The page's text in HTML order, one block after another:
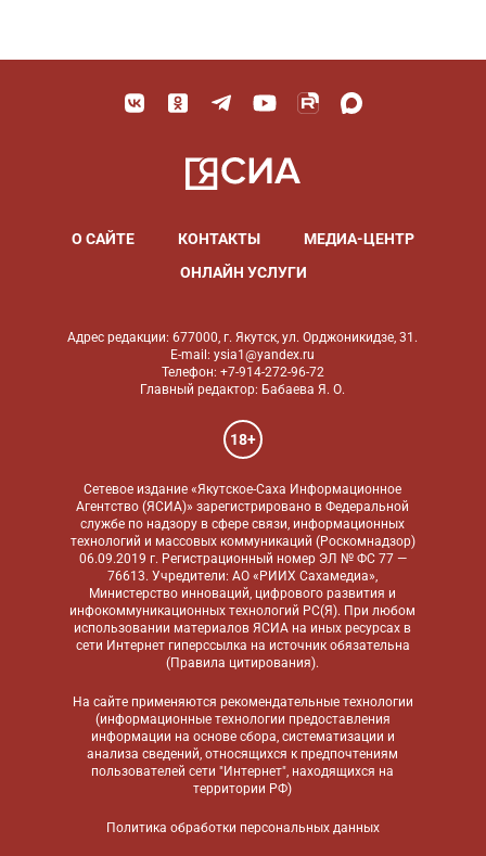
О САЙТЕ КОНТАКТЫ
МЕДИА-ЦЕНТР
ОНЛАЙН УСЛУГИ
Адрес редакции: 677000, г. Якутск, ул. Орджоникидзе, 31.
E-mail: ysia1@yandex.ru
Телефон: +7-914-272-96-72
Главный редактор: Бабаева Я. О.
18+
Сетевое издание «Якутское-Саха Информационное
Агентство (ЯСИА)» зарегистрировано в Федеральной
службе по надзору в сфере связи, информационных
технологий и массовых коммуникаций (Роскомнадзор)
06.09.2019 г. Регистрационный номер ЭЛ № ФС 77 —
76613. Учредители: АО «РИИХ Сахамедиа»,
Министерство инноваций, цифрового развития и
инфокоммуникационных технологий РС(Я). При любом
использовании материалов ЯСИА на иных ресурсах в
сети Интернет гиперссылка на источник обязательна
(Правила цитирования).
На сайте применяются рекомендательные технологии
(информационные технологии предоставления
информации на основе сбора, систематизации и
анализа сведений, относящихся к предпочтениям
пользователей сети "Интернет", находящихся на
территории РФ)
Политика обработки персональных данных